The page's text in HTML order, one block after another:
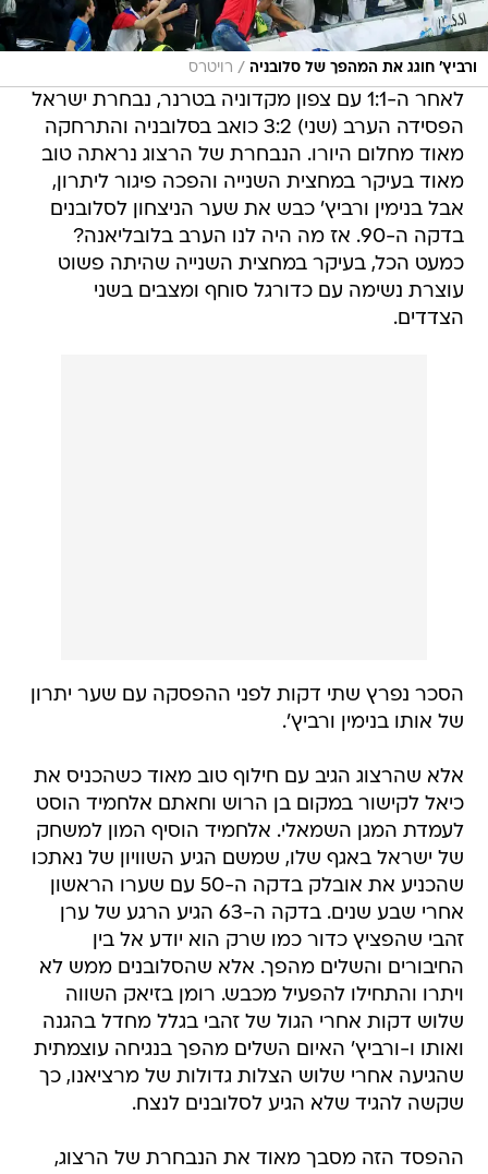
ורביץ' חוגג את המהפך של סלובניה / רויטרס
לאחר ה-1:1 עם צפון מקדוניה בטרנר, נבחרת ישראל
הפסידה הערב (שני) 3:2 כואב בסלובניה והתרחקה
מאוד מחלום היורו. הנבחרת של הרצוג נראתה טוב
מאוד בעיקר במחצית השנייה והפכה פיגור ליתרון,
אבל בנימין ורביץ' כבש את שער הניצחון לסלובנים
בדקה ה-90. אז מה היה לנו הערב בלובליאנה?
כמעט הכל, בעיקר במחצית השנייה שהיתה פשוט
עוצרת נשימה עם כדורגל סוחף ומצבים בשני
הצדדים.
הסכר נפרץ שתי דקות לפני ההפסקה עם שער יתרון
של אותו בנימין ורביץ'.
אלא שהרצוג הגיב עם חילוף טוב מאוד כשהכניס את
כיאל לקישור במקום בן הרוש וחאתם אלחמיד הוסט
לעמדת המגן השמאלי. אלחמיד הוסיף המון למשחק
של ישראל באגף שלו, שמשם הגיע השוויון של נאתכו
שהכניע את אובלק בדקה ה-50 עם שערו הראשון
אחרי שבע שנים. בדקה ה-63 הגיע הרגע של ערן
זהבי שהפציץ כדור כמו שרק הוא יודע אל בין
החיבורים והשלים מהפך. אלא שהסלובנים ממש לא
ויתרו והתחילו להפעיל מכבש. רומן בזיאק השווה
שלוש דקות אחרי הגול של זהבי בגלל מחדל בהגנה
ואותו ו-ורביץ' האיום השלים מהפך בנגיחה עוצמתית
שהגיעה אחרי שלוש הצלות גדולות של מרציאנו, כך
שקשה להגיד שלא הגיע לסלובנים לנצח.
ההפסד הזה מסבך מאוד את הנבחרת של הרצוג,